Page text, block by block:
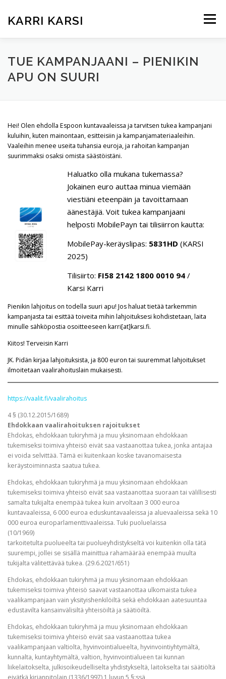
KARRI KARSI Valikko
ETUSIVU ARTIKKELIT KUKA ON KARRI?
BRIEFLY IN ENGLISH
TUE KAMPANJAANI – PIENIKIN
APU ON SUURI
Hei! Olen ehdolla Espoon kuntavaaleissa ja tarvitsen tukea kampanjani
kuluihin, kuten mainontaan, esitteisiin ja kampanjamateriaaleihin.
Vaaleihin menee useita tuhansia euroja, ja rahoitan kampanjan
suurimmaksi osaksi omista säästöistäni.
Haluatko olla mukana tukemassa?
Jokainen euro auttaa minua viemään
viestiäni eteenpäin ja tavoittamaan
äänestäjiä. Voit tukea kampanjaani
helposti MobilePayn tai tilisiirron kautta:
MobilePay-keräyslipas: 5831HD (KARSI
2025)
Tilisiirto: FI58 2142 1800 0010 94 /
Karsi Karri
Pienikin lahjoitus on todella suuri apu! Jos haluat tietää tarkemmin
kampanjasta tai esittää toiveita mihin lahjoituksesi kohdistetaan, laita
minulle sähköpostia osoitteeseen karri[at]karsi.fi.
Kiitos! Terveisin Karri
JK. Pidän kirjaa lahjoituksista, ja 800 euron tai suuremmat lahjoitukset
ilmoitetaan vaalirahoituslain mukaisesti.
https://vaalit.fi/vaalirahoitus
4 § (30.12.2015/1689)
Ehdokkaan vaalirahoituksen rajoitukset
Ehdokas, ehdokkaan tukiryhmä ja muu yksinomaan ehdokkaan
tukemiseksi toimiva yhteisö eivät saa vastaanottaa tukea, jonka antajaa
ei voida selvittää. Tämä ei kuitenkaan koske tavanomaisesta
keräystoiminnasta saatua tukea.
Ehdokas, ehdokkaan tukiryhmä ja muu yksinomaan ehdokkaan
tukemiseksi toimiva yhteisö eivät saa vastaanottaa suoraan tai välillisesti
samalta tukijalta enempää tukea kuin arvoltaan 3 000 euroa
kuntavaaleissa, 6 000 euroa eduskuntavaaleissa ja aluevaaleissa sekä 10
000 euroa europarlamenttivaaleissa. Tuki puoluelaissa
(10/1969)
tarkoitetulta puolueelta tai puolueyhdistykseltä voi kuitenkin olla tätä
suurempi, jollei se sisällä mainittua rahamäärää enempää muulta
tukijalta välitettävää tukea. (29.6.2021/651)
Ehdokas, ehdokkaan tukiryhmä ja muu yksinomaan ehdokkaan
tukemiseksi toimiva yhteisö saavat vastaanottaa ulkomaista tukea
vaalikampanjaan vain yksityishenkilöiltä sekä ehdokkaan aatesuuntaa
edustavilta kansainvälisiltä yhteisöiltä ja säätiöiltä.
Ehdokas, ehdokkaan tukiryhmä ja muu yksinomaan ehdokkaan
tukemiseksi toimiva yhteisö eivät saa vastaanottaa tukea
vaalikampanjaan valtiolta, hyvinvointialueelta, hyvinvointiyhtymältä,
kunnalta, kuntayhtymältä, valtion, hyvinvointialueen tai kunnan
liikelaitokselta, julkisoikeudelliselta yhdistykseltä, laitokselta tai säätiöltä